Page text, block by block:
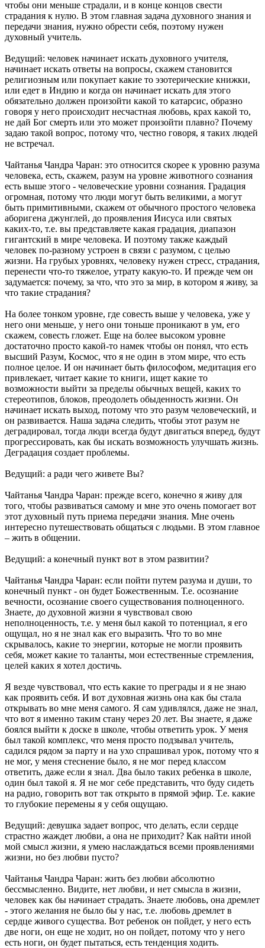
чтобы они меньше страдали, и в конце концов свести
страдания к нулю. В этом главная задача духовного знания и
передачи знания, нужно обрести себя, поэтому нужен
духовный учитель.
Ведущий: человек начинает искать духовного учителя,
начинает искать ответы на вопросы, скажем становится
религиозным или покупает какие то эзотерические книжки,
или едет в Индию и когда он начинает искать для этого
обязательно должен произойти какой то катарсис, образно
говоря у него происходит несчастная любовь, крах какой то,
не дай Бог смерть или это может произойти плавно? Почему
задаю такой вопрос, потому что, честно говоря, я таких людей
не встречал.
Чайтанья Чандра Чаран: это относится скорее к уровню разума
человека, есть, скажем, разум на уровне животного сознания
есть выше этого - человеческие уровни сознания. Градация
огромная, потому что люди могут быть великими, а могут
быть примитивными, скажем от обычного простого человека
аборигена джунглей, до проявления Иисуса или святых
каких-то, т.е. вы представляете какая градация, диапазон
гигантский в мире человека. И поэтому также каждый
человек по-разному устроен в связи с разумом, с целью
жизни. На грубых уровнях, человеку нужен стресс, страдания,
перенести что-то тяжелое, утрату какую-то. И прежде чем он
задумается: почему, за что, что это за мир, в котором я живу, за
что такие страдания?
На более тонком уровне, где совесть выше у человека, уже у
него они меньше, у него они тоньше проникают в ум, его
скажем, совесть гложет. Еще на более высоком уровне
достаточно просто какой-то намек чтобы он понял, что есть
высший Разум, Космос, что я не один в этом мире, что есть
полное целое. И он начинает быть философом, медитация его
привлекает, читает какие то книги, ищет какие то
возможности выйти за пределы обычных вещей, каких то
стереотипов, блоков, преодолеть обыденность жизни. Он
начинает искать выход, потому что это разум человеческий, и
он развивается. Наша задача следить, чтобы этот разум не
деградировал, тогда люди всегда будут двигаться вперед, будут
прогрессировать, как бы искать возможность улучшать жизнь.
Деградация создает проблемы.
Ведущий: а ради чего живете Вы?
Чайтанья Чандра Чаран: прежде всего, конечно я живу для
того, чтобы развиваться самому и мне это очень помогает вот
этот духовный путь приема передачи знания. Мне очень
интересно путешествовать общаться с людьми. В этом главное
– жить в общении.
Ведущий: а конечный пункт вот в этом развитии?
Чайтанья Чандра Чаран: если пойти путем разума и души, то
конечный пункт - он будет Божественным. Т.е. осознание
вечности, осознание своего существования полноценного.
Знаете, до духовной жизни я чувствовал свою
неполноценность, т.е. у меня был какой то потенциал, я его
ощущал, но я не знал как его выразить. Что то во мне
скрывалось, какие то энергии, которые не могли проявить
себя, может какие то таланты, мои естественные стремления,
целей каких я хотел достичь.
Я везде чувствовал, что есть какие то преграды и я не знаю
как проявить себя. И вот духовная жизнь она как бы стала
открывать во мне меня самого. Я сам удивлялся, даже не знал,
что вот я именно таким стану через 20 лет. Вы знаете, я даже
боялся выйти к доске в школе, чтобы ответить урок. У меня
был такой комплекс, что меня просто подзывал учитель,
садился рядом за парту и на ухо спрашивал урок, потому что я
не мог, у меня стеснение было, я не мог перед классом
ответить, даже если я знал. Два было таких ребенка в школе,
один был такой я. Я не мог себе представить, что буду сидеть
на радио, говорить вот так открыто в прямой эфир. Т.е. какие
то глубокие перемены я у себя ощущаю.
Ведущий: девушка задает вопрос, что делать, если сердце
страстно жаждет любви, а она не приходит? Как найти иной
мой смысл жизни, я умею наслаждаться всеми проявлениями
жизни, но без любви пусто?
Чайтанья Чандра Чаран: жить без любви абсолютно
бессмысленно. Видите, нет любви, и нет смысла в жизни,
человек как бы начинает страдать. Знаете любовь, она дремлет
- этого желания не было бы у нас, т.е. любовь дремлет в
сердце живого существа. Вот ребенок он пойдет, у него есть
две ноги, он еще не ходит, но он пойдет, потому что у него
есть ноги, он будет пытаться, есть тенденция ходить.